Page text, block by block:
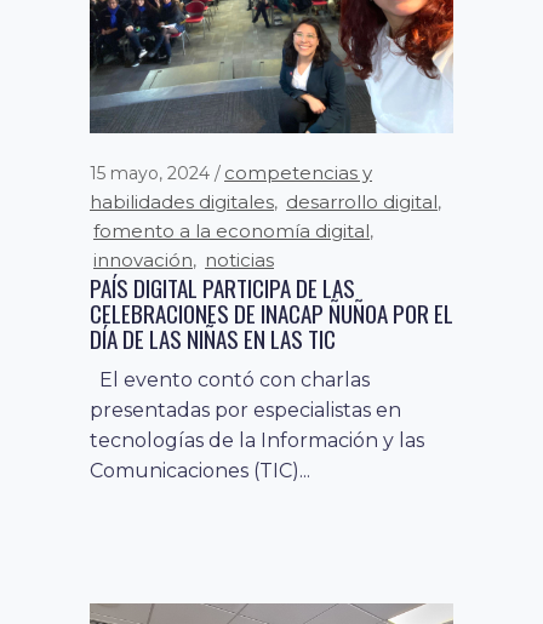
15 mayo, 2024
competencias y
habilidades digitales, desarrollo digital,
fomento a la economía digital,
innovación, noticias
PAÍS DIGITAL PARTICIPA DE LAS
CELEBRACIONES DE INACAP ÑUÑOA POR EL
DÍA DE LAS NIÑAS EN LAS TIC
El evento contó con charlas
presentadas por especialistas en
tecnologías de la Información y las
Comunicaciones (TIC)...